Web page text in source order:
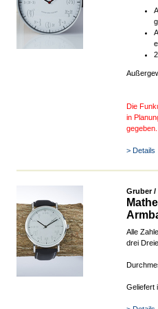
Die
in
gegeben.
> Details
Gruber /
Alle
drei
Geliefert